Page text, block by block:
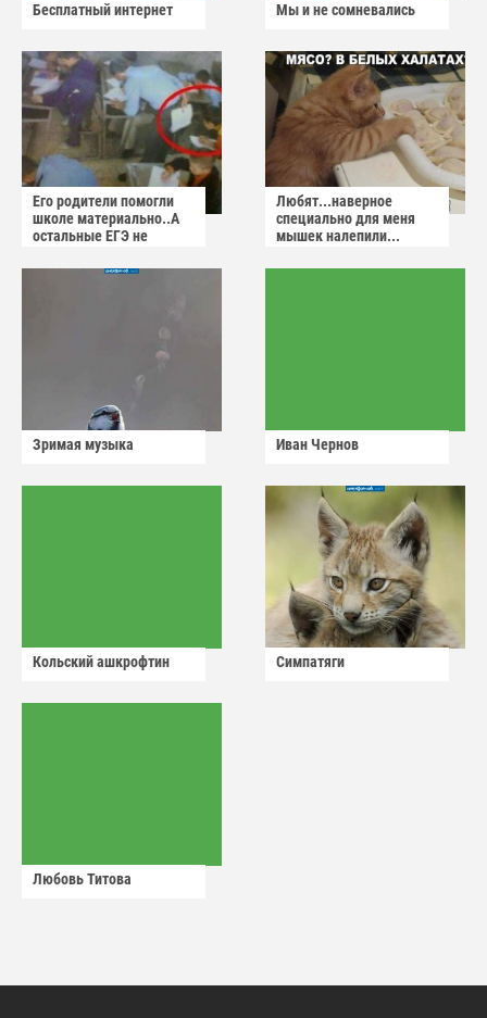
Бесплатный интернет Мы и не сомневались
Его родители помогли
школе материально..А
остальные ЕГЭ не
Любят...наверное
специально для меня
мышек налепили...
Зримая музыка Иван Чернов
Кольский ашкрофтин Симпатяги
Любовь Титова